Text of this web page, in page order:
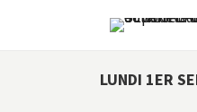
LUNDI 1ER